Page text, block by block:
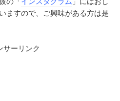
ますので、ご興味がある方は是
サーリンク